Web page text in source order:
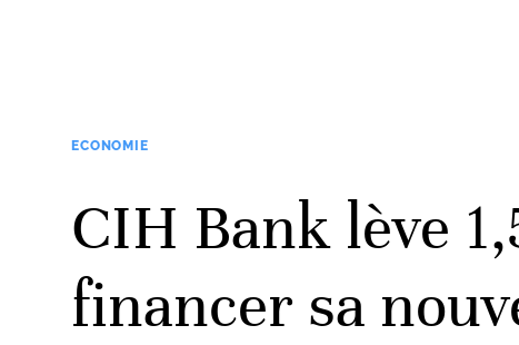
ECONOMIE
CIH Bank lève
financer sa